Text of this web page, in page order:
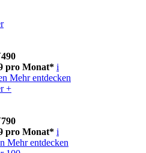
pro Monat* i
Mehr entdecken
+
pro Monat* i
Mehr entdecken